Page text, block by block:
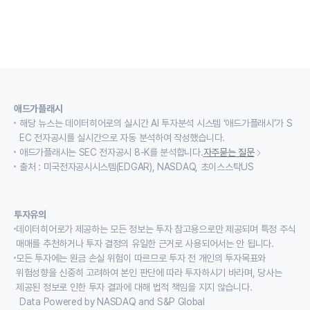
애드가플래시
해당 뉴스는 데이터히어로의 실시간 AI 투자분석 시스템 ‘애드가플래시’가 S
EC 전자공시를 실시간으로 자동 분석하여 작성했습니다.
애드가플래시는 SEC 전자공시 8-K를 분석합니다.자주묻는 질문
출처 : 미국전자공시시스템(EDGAR), NASDAQ, 초이스스탁US
투자유의
데이터히어로가 제공하는 모든 정보는 투자 참고용으로만 제공되며 특정 주식
매매를 추천하거나 투자 결정의 유일한 근거로 사용되어서는 안 됩니다.
모든 투자에는 원금 손실 위험이 따르므로 투자 전 개인의 투자목표와
위험성향을 신중히 고려하여 본인 판단에 따라 투자하시기 바라며, 당사는
제공된 정보로 인한 투자 결과에 대해 법적 책임을 지지 않습니다.
Data Powered by NASDAQ and S&P Global